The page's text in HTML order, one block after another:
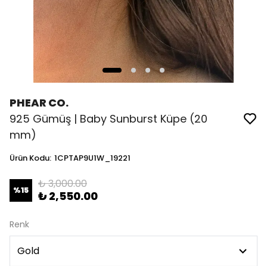
PHEAR CO.
925 Gümüş | Baby Sunburst Küpe (20
mm)
Ürün Kodu: 1CPTAP9U1W_19221
%15 ₺ 3,000.00
₺ 2,550.00
Renk